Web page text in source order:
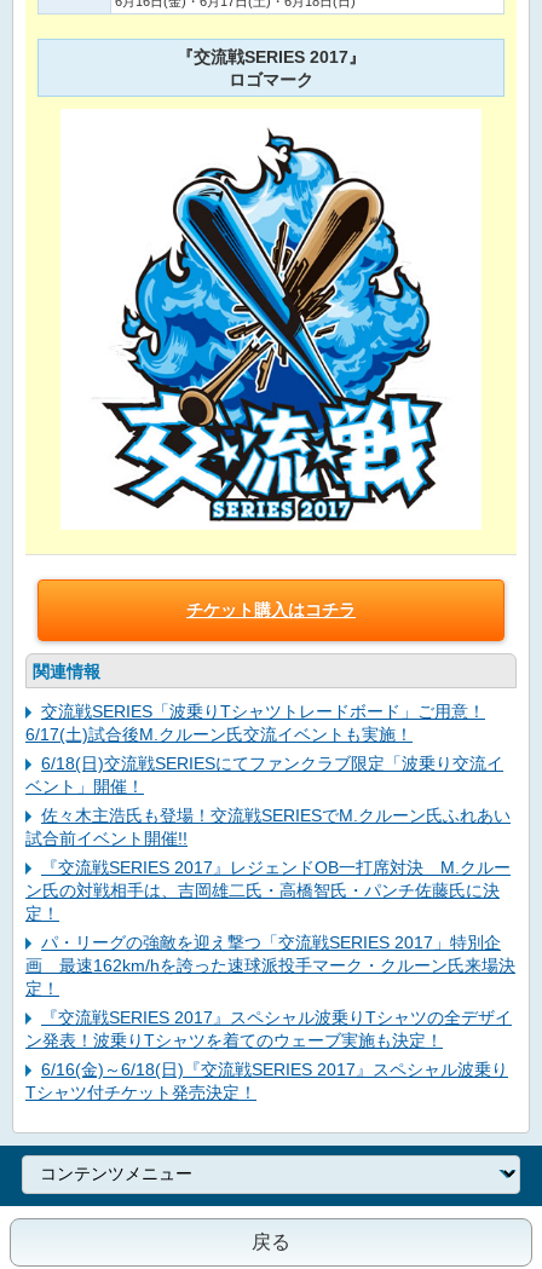
『交流戦SERIES 2017』
ロゴマーク
チケット購入はコチラ
関連情報
交流戦SERIES「波乗りTシャツトレードボード」ご用意！
6/17(土)試合後M.クルーン氏交流イベントも実施！
6/18(日)交流戦SERIESにてファンクラブ限定「波乗り交流イ
ベント」開催！
佐々木主浩氏も登場！交流戦SERIESでM.クルーン氏ふれあい
試合前イベント開催!!
『交流戦SERIES 2017』レジェンドOB一打席対決 M.クルー
ン氏の対戦相手は、吉岡雄二氏・高橋智氏・パンチ佐藤氏に決
定！
パ・リーグの強敵を迎え撃つ「交流戦SERIES 2017」特別企
画 最速162km/hを誇った速球派投手マーク・クルーン氏来場決
定！
『交流戦SERIES 2017』スペシャル波乗りTシャツの全デザイ
ン発表！波乗りTシャツを着てのウェーブ実施も決定！
6/16(金)～6/18(日)『交流戦SERIES 2017』スペシャル波乗り
Tシャツ付チケット発売決定！
戻る